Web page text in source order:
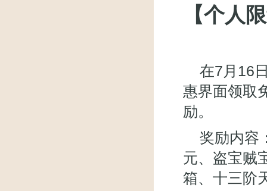
【个人
在7月16
惠界面领取
励。
奖励内容
元、盗宝贼
箱、十三阶